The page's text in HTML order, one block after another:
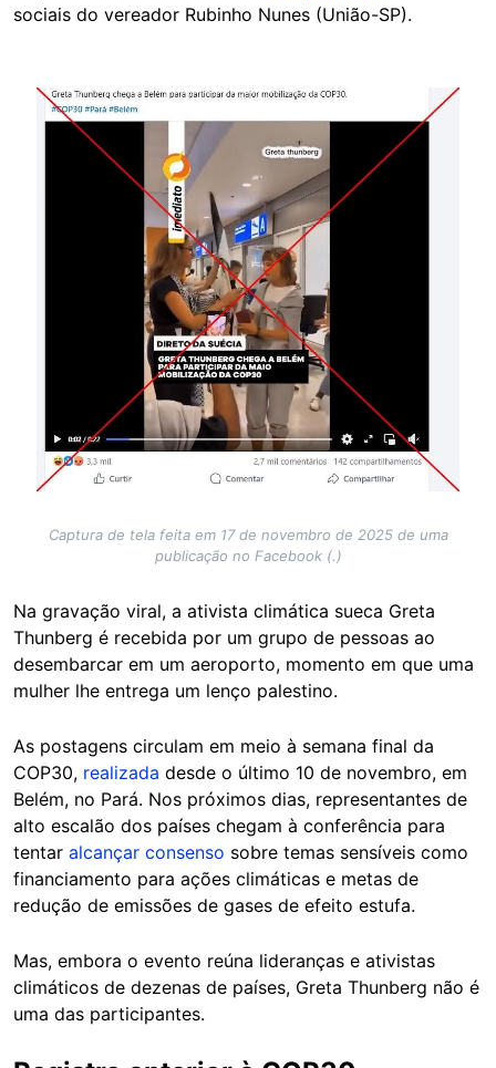
sociais do vereador Rubinho Nunes (União-SP).
Image
Captura de tela feita em 17 de novembro de 2025 de uma
publicação no Facebook (.)
Na gravação viral, a ativista climática sueca Greta
Thunberg é recebida por um grupo de pessoas ao
desembarcar em um aeroporto, momento em que uma
mulher lhe entrega um lenço palestino.
As postagens circulam em meio à semana final da
COP30, realizada desde o último 10 de novembro, em
Belém, no Pará. Nos próximos dias, representantes de
alto escalão dos países chegam à conferência para
tentar alcançar consenso sobre temas sensíveis como
financiamento para ações climáticas e metas de
redução de emissões de gases de efeito estufa.
Mas, embora o evento reúna lideranças e ativistas
climáticos de dezenas de países, Greta Thunberg não é
uma das participantes.